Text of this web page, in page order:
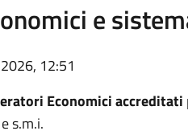
e
12:51
Economici accreditati
s.m.i.